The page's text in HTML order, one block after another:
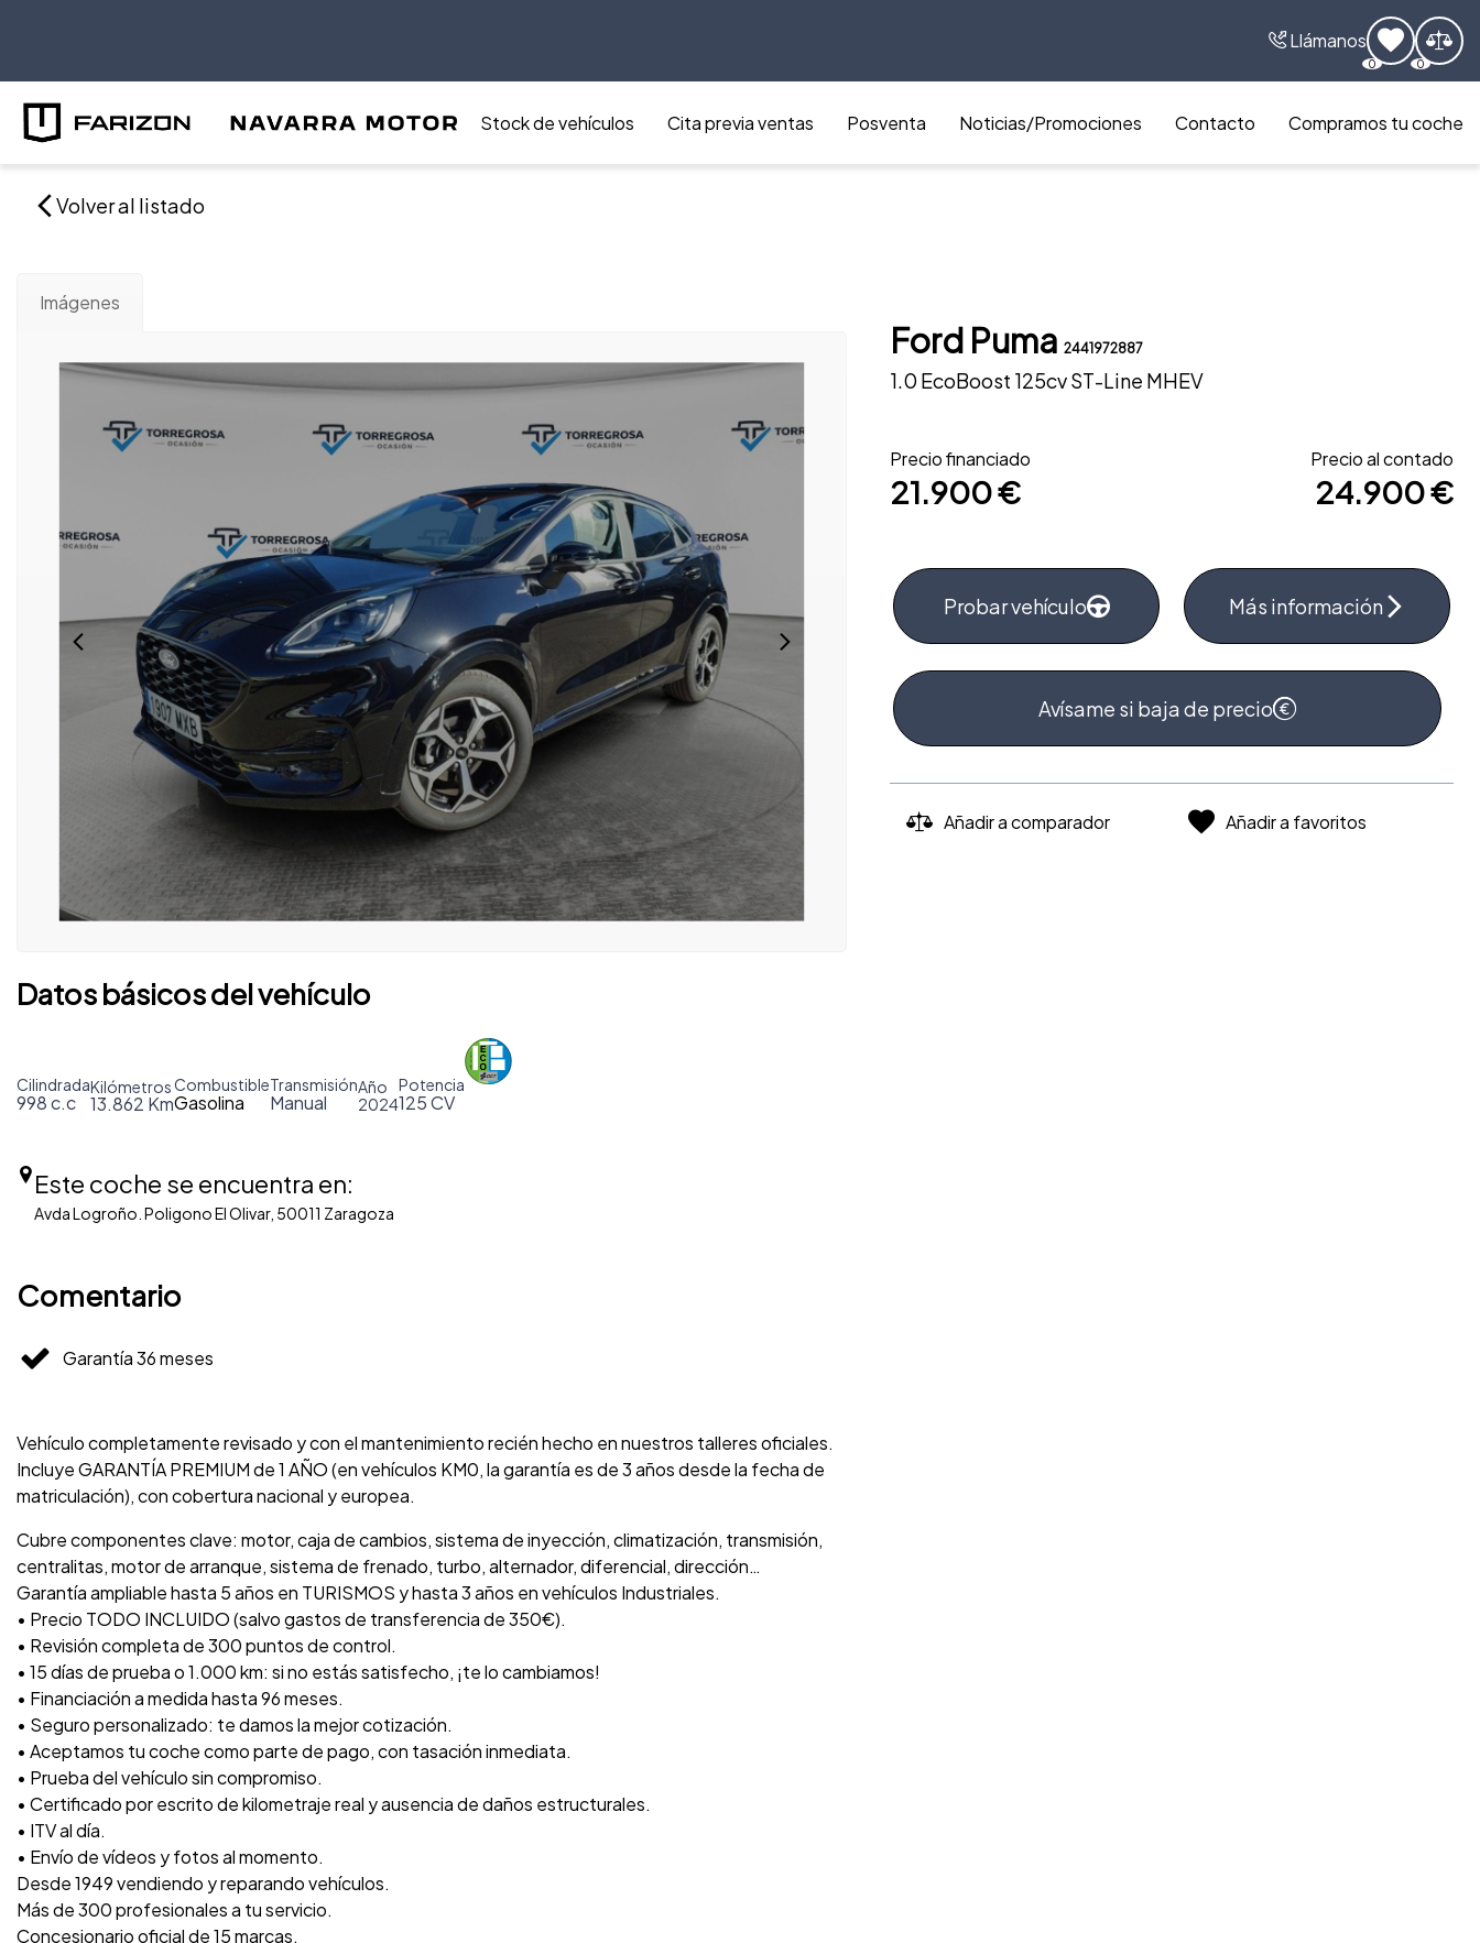
Llámanos
0 0
Stock de vehículos Cita previa ventas Posventa Noticias/Promociones Contacto Compramos tu coche
Volver al listado
Imágenes
Ford Puma 2441972887
1.0 EcoBoost 125cv ST-Line MHEV
Precio financiado
21.900 €
Precio al contado
24.900 €
Probar vehículo Más información
Avísame si baja de precio
Añadir a comparador Añadir a favoritos
Datos básicos del vehículo
Cilindrada
998 c.c
Kilómetros
13.862 Km
Combustible
Gasolina
Transmisión
Manual
Año
2024
Potencia
125 CV
Este coche se encuentra en:
Avda Logroño. Poligono El Olivar, 50011 Zaragoza
Comentario
Garantía 36 meses
Vehículo completamente revisado y con el mantenimiento recién hecho en nuestros talleres oficiales.
Incluye GARANTÍA PREMIUM de 1 AÑO (en vehículos KM0, la garantía es de 3 años desde la fecha de
matriculación), con cobertura nacional y europea.
Cubre componentes clave: motor, caja de cambios, sistema de inyección, climatización, transmisión,
centralitas, motor de arranque, sistema de frenado, turbo, alternador, diferencial, dirección…
Garantía ampliable hasta 5 años en TURISMOS y hasta 3 años en vehículos Industriales.
• Precio TODO INCLUIDO (salvo gastos de transferencia de 350€).
• Revisión completa de 300 puntos de control.
• 15 días de prueba o 1.000 km: si no estás satisfecho, ¡te lo cambiamos!
• Financiación a medida hasta 96 meses.
• Seguro personalizado: te damos la mejor cotización.
• Aceptamos tu coche como parte de pago, con tasación inmediata.
• Prueba del vehículo sin compromiso.
• Certificado por escrito de kilometraje real y ausencia de daños estructurales.
• ITV al día.
• Envío de vídeos y fotos al momento.
Desde 1949 vendiendo y reparando vehículos.
Más de 300 profesionales a tu servicio.
Concesionario oficial de 15 marcas.